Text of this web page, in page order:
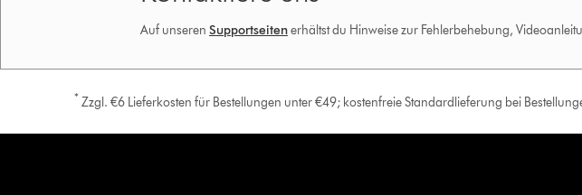
Auf unseren Supportseitenerhältst du Hinweise zur Fehlerbehebung,
* Zzgl. €6 Lieferkosten für Bestellungen unter €49; kostenfreie Standardlieferung bei